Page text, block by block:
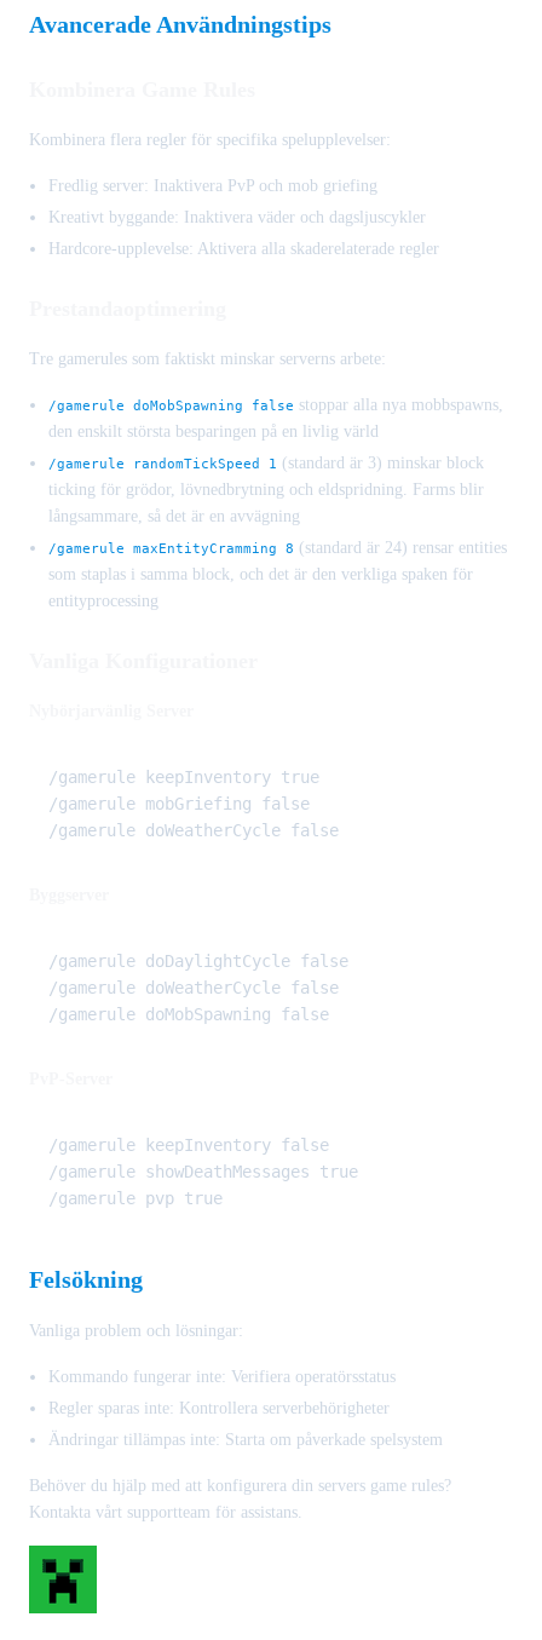
Avancerade Användningstips
Kombinera flera regler för specifika spelupplevelser:
Fredlig server: Inaktivera PvP och mob griefing
Kreativt byggande: Inaktivera väder och dagsljuscykler
Hardcore-upplevelse: Aktivera alla skaderelaterade regler
Tre gamerules som faktiskt minskar serverns arbete:
/gamerule doMobSpawning false stoppar alla nya mobbspawns,
den enskilt största besparingen på en livlig värld
/gamerule randomTickSpeed 1 (standard är 3) minskar block
ticking för grödor, lövnedbrytning och eldspridning. Farms blir
långsammare, så det är en avvägning
/gamerule maxEntityCramming 8 (standard är 24) rensar entities
som staplas i samma block, och det är den verkliga spaken för
entityprocessing
/gamerule keepInventory true
/gamerule mobGriefing false
/gamerule doDaylightCycle false
/gamerule doWeatherCycle false
/gamerule keepInventory false
/gamerule showDeathMessages true
Felsökning
Vanliga problem och lösningar:
Kommando fungerar inte: Verifiera operatörsstatus
Regler sparas inte: Kontrollera serverbehörigheter
Ändringar tillämpas inte: Starta om påverkade spelsystem
Behöver du hjälp med att konfigurera din servers game rules?
Kontakta vårt supportteam för assistans.